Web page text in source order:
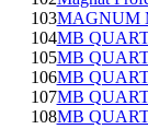
103MAGNUM
104MB QUART
105MB QUART
106MB QUART
107MB QUART
108MB QUART